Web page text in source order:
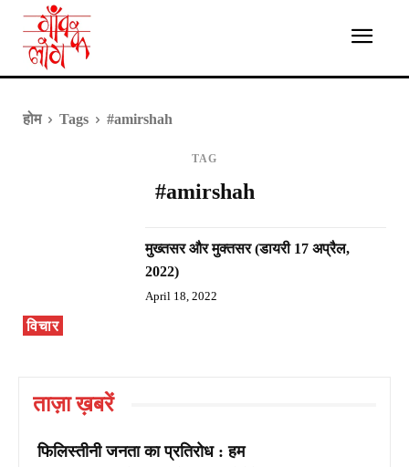
होम Tags #amirshah
TAG
#amirshah
विचार
मुख्तसर और मुक्तसर (डायरी 17 अप्रैल,
2022)
April 18, 2022
ताज़ा ख़बरें
फिलिस्तीनी जनता का प्रतिरोध : हम